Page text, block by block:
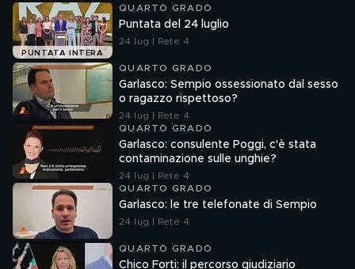
PUNTATA INTERA
QUARTO GRADO
Puntata del 24 luglio
24 lug | Rete 4
QUARTO GRADO
Garlasco: Sempio ossessionato dal sesso
o ragazzo rispettoso?
24 lug | Rete 4
QUARTO GRADO
Garlasco: consulente Poggi, c'è stata
contaminazione sulle unghie?
24 lug | Rete 4
QUARTO GRADO
Garlasco: le tre telefonate di Sempio
24 lug | Rete 4
QUARTO GRADO
Chico Forti: il percorso giudiziario